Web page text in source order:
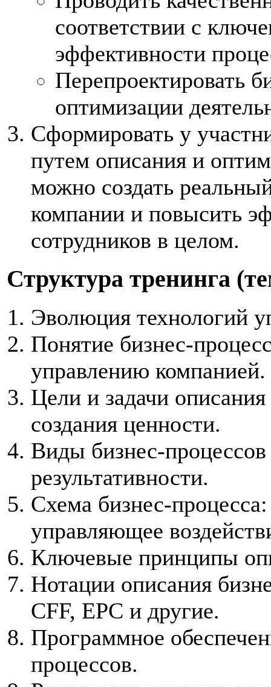
соответствии с
эффективности
Перепроектировать
оптимизации
Сформировать у
путем описания и
можно создать
компании и повысить
сотрудников в целом.
Структура тренинга
Эволюция технологий
Понятие бизнес-
управлению компанией.
Цели и задачи
создания ценности.
Виды бизнес-процессов
результативности.
Схема бизнес-
управляющее
Ключевые принципы
Нотации описания
CFF, EPC и другие.
Программное
процессов.